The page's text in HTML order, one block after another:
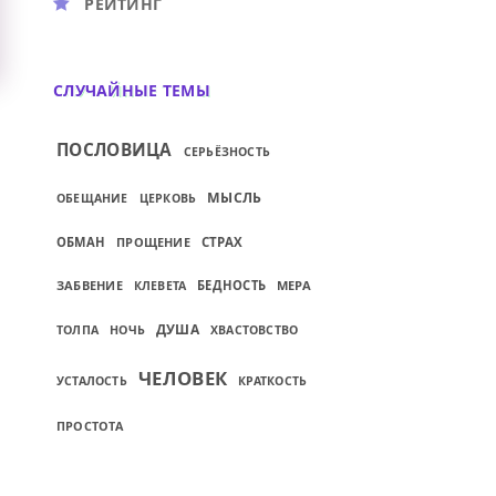
СЛУЧАЙНЫЕ ТЕМЫ
ПОСЛОВИЦА СЕРЬЁЗНОСТЬ
ОБЕЩАНИЕ ЦЕРКОВЬ МЫСЛЬ
ОБМАН ПРОЩЕНИЕ СТРАХ
ЗАБВЕНИЕ КЛЕВЕТА БЕДНОСТЬ МЕРА
ТОЛПА НОЧЬ ДУША ХВАСТОВСТВО
УСТАЛОСТЬ ЧЕЛОВЕК КРАТКОСТЬ
ПРОСТОТА